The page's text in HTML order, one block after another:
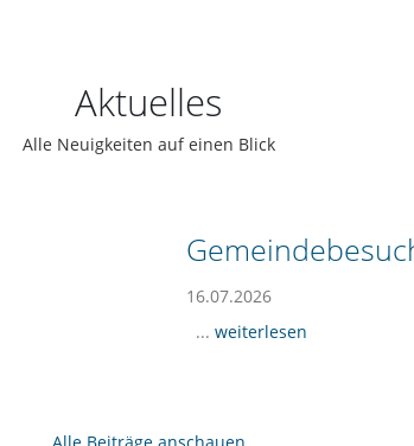
Aktuelles
Alle Neuigkeiten auf einen Blick
16.07.2026
... weiterlesen